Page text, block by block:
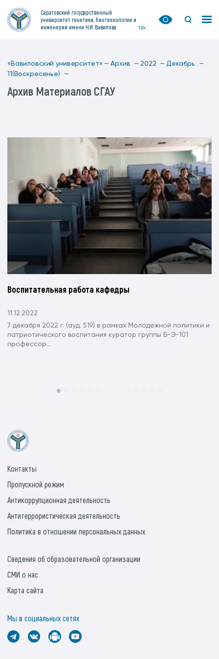
Саратовский государственный
университет генетики, биотехнологии и
инженерии имени Н.И. Вавилова
12+
«Вавиловский университет» — Архив — 2022 — Декабрь —
11(Воскресенье) —
Архив Материалов СГАУ
Воспитательная работа кафедры
11.12.2022
7 декабря 2022 г. (ауд. 519) в рамках Молодежной политики и
патриотического воспитания куратор группы Б-Э-101
профессор...
Контакты
Пропускной режим
Антикоррупционная деятельность
Антитеррористическая деятельность
Политика в отношении персональных данных
Сведения об образовательной организации
СМИ о нас
Карта сайта
Мы в социальных сетях